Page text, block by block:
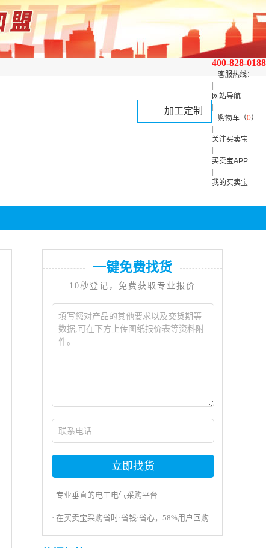
400-828-0188
客服热线：
网站导航
购物车（0）
关注买卖宝
买卖宝APP
我的买卖宝
加工定制
一键免费找货
10秒登记，免费获取专业报价
立即找货
· 专业垂直的电工电气采购平台
· 在买卖宝采购省时·省钱·省心，58%用户回购